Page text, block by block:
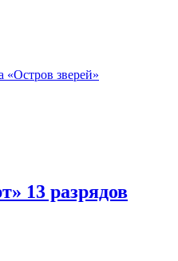
«Остров зверей»
13 разрядов